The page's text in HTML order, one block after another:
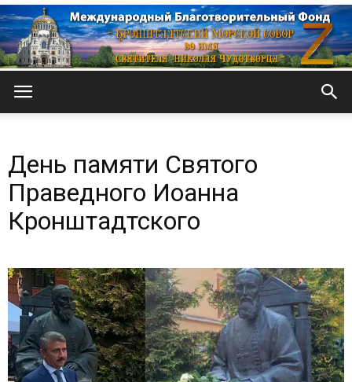
Морской
День памяти Святого
Праведного Иоанна
Кронштадтского